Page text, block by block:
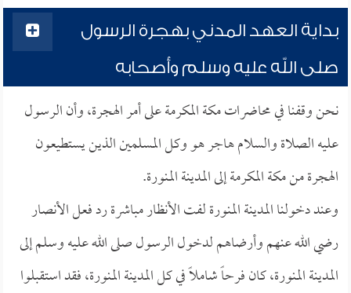
بداية العهد المدني بهجرة الرسول
صلى الله عليه وسلم وأصحابه
نحن وقفنا في محاضرات مكة المكرمة على أمر الهجرة، وأن الرسول
عليه الصلاة والسلام هاجر هو وكل المسلمين الذين يستطيعون
الهجرة من مكة المكرمة إلى المدينة المنورة.
وعند دخولنا المدينة المنورة لفت الأنظار مباشرة رد فعل الأنصار
رضي الله عنهم وأرضاهم لدخول الرسول صلى الله عليه وسلم إلى
المدينة المنورة، كان فرحاً شاملاً في كل المدينة المنورة، فقد استقبلوا